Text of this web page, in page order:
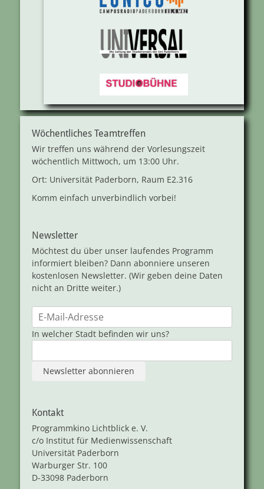
Wöchentliches Teamtreffen
Wir treffen uns während der Vorlesungszeit
wöchentlich Mittwoch, um 13:00 Uhr.
Ort: Universität Paderborn, Raum E2.316
Komm einfach unverbindlich vorbei!
Newsletter
Möchtest du über unser laufendes Programm
informiert bleiben? Dann abonniere unseren
kostenlosen Newsletter. (Wir geben deine Daten
nicht an Dritte weiter.)
In welcher Stadt befinden wir uns?
Kontakt
Programmkino Lichtblick e. V.
c/o Institut für Medienwissenschaft
Universität Paderborn
Warburger Str. 100
D-33098 Paderborn